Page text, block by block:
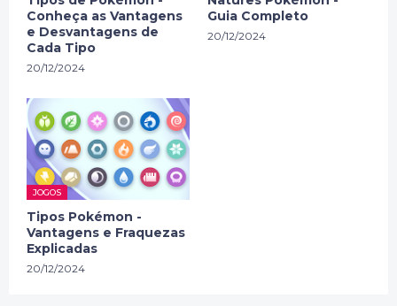
Conheça as Vantagens
e Desvantagens de
Cada Tipo
20/12/2024
Guia Completo
20/12/2024
JOGOS
Tipos Pokémon -
Vantagens e Fraquezas
Explicadas
20/12/2024